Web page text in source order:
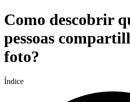
Como descobrir
pessoas
foto?
Índice